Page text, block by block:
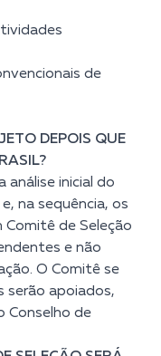
de
DEPOIS QUE
análise inicial do
na sequência, os
de Seleção
e não
O Comitê se
serão apoiados,
Conselho de